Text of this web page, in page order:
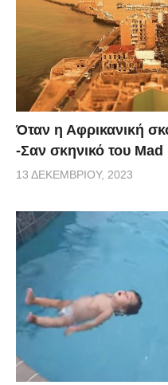
Όταν η Αφρικανική
-Σαν σκηνικό του Mad
13 ΔΕΚΕΜΒΡΊΟΥ, 2023